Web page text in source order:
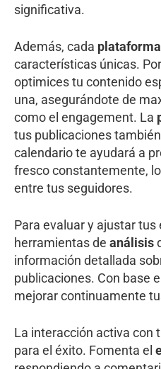
significativa.
Además, cada plataforma
características únicas.
optimices tu contenido
una, asegurándote de
como el engagement. La
tus publicaciones
calendario te ayudará a
fresco constantemente,
entre tus seguidores.
Para evaluar y ajustar
herramientas de análisis
información detallada
publicaciones. Con base
mejorar continuamente
La interacción activa con
para el éxito. Fomenta el